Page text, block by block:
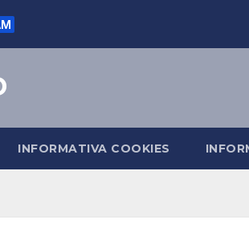
INFORMATIVA COOKIES